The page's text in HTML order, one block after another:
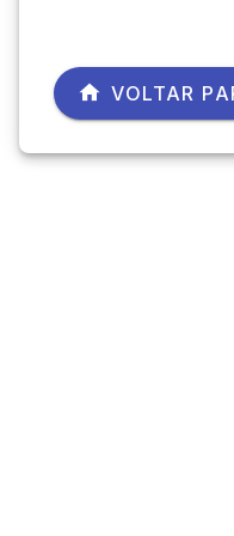
VOLTAR